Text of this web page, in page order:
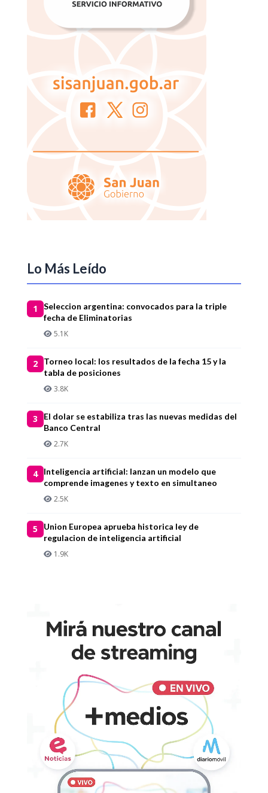
Lo Más Leído
1
Seleccion argentina: convocados para la triple
fecha de Eliminatorias
5.1K
2
Torneo local: los resultados de la fecha 15 y la
tabla de posiciones
3.8K
3
El dolar se estabiliza tras las nuevas medidas del
Banco Central
2.7K
4
Inteligencia artificial: lanzan un modelo que
comprende imagenes y texto en simultaneo
2.5K
5
Union Europea aprueba historica ley de
regulacion de inteligencia artificial
1.9K